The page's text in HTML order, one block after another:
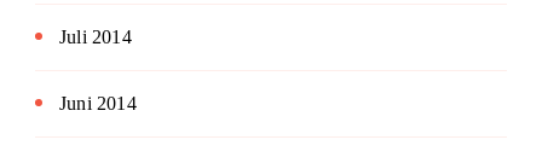
Juli 2014
Juni 2014